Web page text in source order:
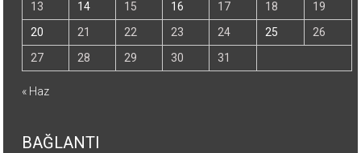
13
14 15 16 17 18
19
20
21 22 23 24 25
26
27
28 29 30 31
« Haz
BAĞLANTI